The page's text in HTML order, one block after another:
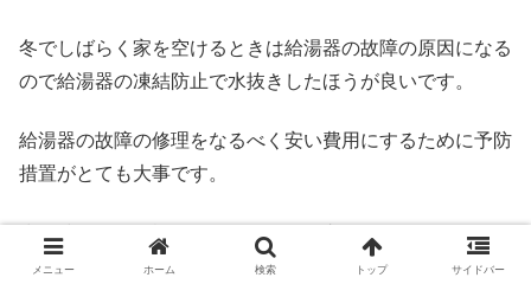
冬でしばらく家を空けるときは給湯器の故障の原因になる
ので給湯器の凍結防止で水抜きしたほうが良いです。
給湯器の故障の修理をなるべく安い費用にするために予防
措置がとても大事です。
少し時間的に余裕があるなら給湯器交換でホームセンター
で下調べするのもおすすめです。
メニュー ホーム 検索 トップ サイドバー